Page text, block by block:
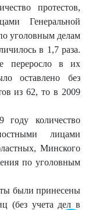
протестов,
Генеральной
уголовным делам
в 1,7 раза.
переросло в их
оставлено без
из 62, то в 2009
году количество
лицами
Минского
по уголовным
были принесены
(без учета дел в